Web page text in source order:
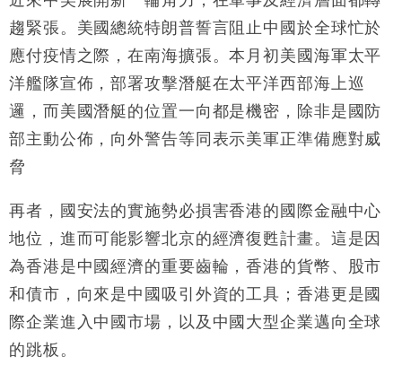
趨緊張。美國總統特朗普誓言阻止中國於全球忙於
應付疫情之際，在南海擴張。本月初美國海軍太平
洋艦隊宣佈，部署攻擊潛艇在太平洋西部海上巡
邏，而美國潛艇的位置一向都是機密，除非是國防
部主動公佈，向外警告等同表示美軍正準備應對威
脅
再者，國安法的實施勢必損害香港的國際金融中心
地位，進而可能影響北京的經濟復甦計畫。這是因
為香港是中國經濟的重要齒輪，香港的貨幣、股市
和債市，向來是中國吸引外資的工具；香港更是國
際企業進入中國市場，以及中國大型企業邁向全球
的跳板。